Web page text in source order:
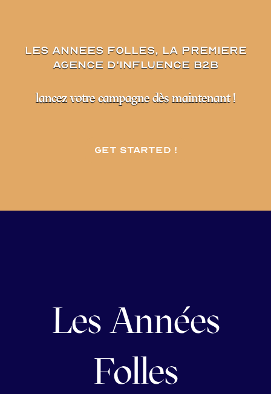
les annees folles, la premiere
agence d'influence B2B
lancez votre campagne dès maintenant !
Get started !
Les Années
Folles